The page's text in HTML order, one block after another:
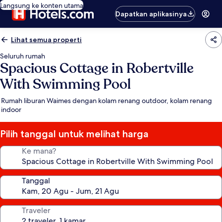
Langsung ke konten utama
Dapatkan aplikasinya
Lihat semua properti
Seluruh rumah
Spacious Cottage in Robertville
With Swimming Pool
Rumah liburan Waimes dengan kolam renang outdoor, kolam renang
indoor
Pilih tanggal untuk melihat harga
Ke mana?
Tanggal
Traveler